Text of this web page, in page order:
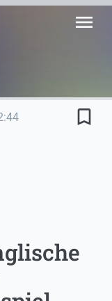
menu
bookmark_border